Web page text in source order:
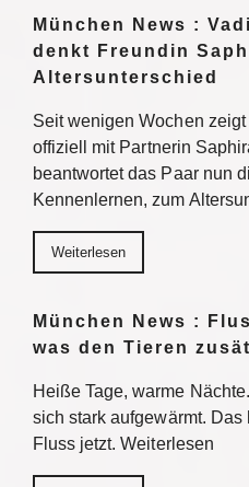
München News :
denkt Freundin
Altersunterschied
Seit wenigen Wochen
offiziell mit Partnerin
beantwortet das Paar nun
Kennenlernen, zum
Weiterlesen
München News :
was den Tieren
Heiße Tage, warme
sich stark aufgewärmt.
Fluss jetzt. Weiterlesen